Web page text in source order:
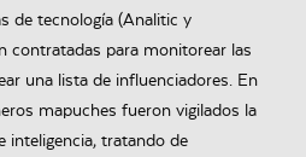
de tecnología (Analitic y
contratadas para monitorear las
una lista de influenciadores. En
mapuches fueron vigilados la
inteligencia, tratando de